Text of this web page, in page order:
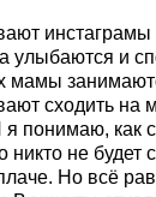
инстаграмы
улыбаются и
мамы
сходить на
понимаю, как
никто не будет
Но всё